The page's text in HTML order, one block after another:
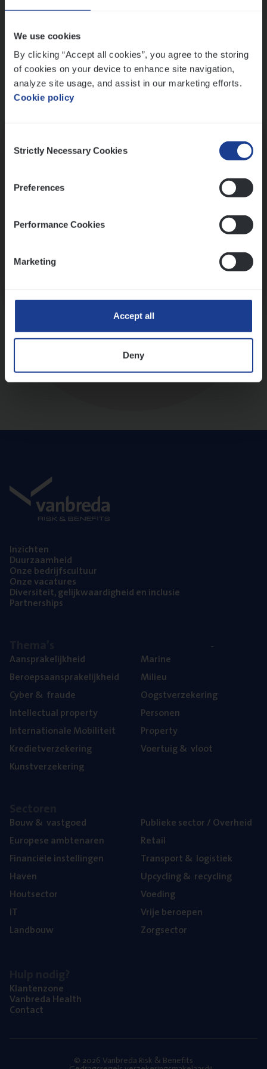
We use cookies
By clicking “Accept all cookies”, you agree to the storing
of cookies on your device to enhance site navigation,
analyze site usage, and assist in our marketing efforts.
Cookie policy
Selection
Strictly Necessary Cookies
Preferences
Performance Cookies
Marketing
Accept all
Deny
Inzich­ten
Duur­zaam­heid
Onze bedrijfs­cul­tuur
Onze vaca­tu­res
Diver­si­teit, gelijk­waar­dig­heid en inclusie
Part­ner­ships
Aan­spra­ke­lijk­heid
Beroeps­aan­spra­ke­lijk­heid
Cyber& fraude
Intel­lec­tu­al property
Inter­na­ti­o­na­le Mobiliteit
Kre­diet­ver­ze­ke­ring
Kunst­ver­ze­ke­ring
Mari­ne
Mili­eu
Oogst­ver­ze­ke­ring
Per­so­nen
Pro­per­ty
Voer­tuig& vloot
Bouw& vastgoed
Euro­pe­se ambtenaren
Finan­ci­ë­le instellingen
Haven
Hout­sec­tor
IT
Land­bouw
Publie­ke sec­tor / Overheid
Retail
Trans­port& logistiek
Upcy­cling& recycling
Voe­ding
Vrije beroe­pen
Zorg­sec­tor
Klan­ten­zo­ne
Van­b­re­da Health
Con­tact
© 2026 Vanbreda Risk & Benefits